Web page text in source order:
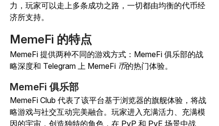
力，玩家可以走上多条成功之路，一切都由均衡的代币经
济所支持。
MemeFi 的特点
MemeFi 提供两种不同的游戏方式：MemeFi 俱乐部的战
略深度和 Telegram 上 MemeFi 币的热门体验。
MemeFi 俱乐部
MemeFi Club 代表了该平台基于浏览器的旗舰体验，将战
略游戏与社交互动完美融合。玩家进入充满活力、充满模
因的宇宙，创造独特的角色，在 PvP 和 PvE 场景中战